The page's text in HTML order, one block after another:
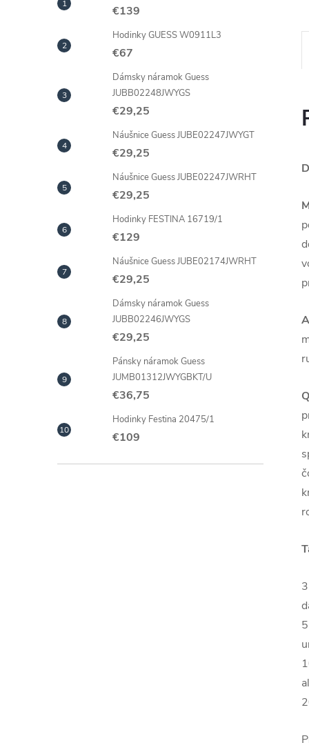
€139
Hodinky GUESS W0911L3
€67
Dámsky náramok Guess
JUBB02248JWYGS
€29,25
Náušnice Guess JUBE02247JWYGT
€29,25
Náušnice Guess JUBE02247JWRHT
€29,25
Hodinky FESTINA 16719/1
€129
Náušnice Guess JUBE02174JWRHT
€29,25
Dámsky náramok Guess
JUBB02246JWYGS
€29,25
Pánsky náramok Guess
JUMB01312JWYGBKT/U
€36,75
Hodinky Festina 20475/1
€109